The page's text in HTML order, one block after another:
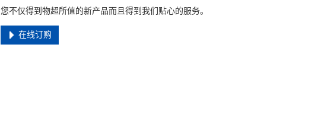
您不仅得到物超所值的新产品而且得到我们贴心的服务。
在线订购